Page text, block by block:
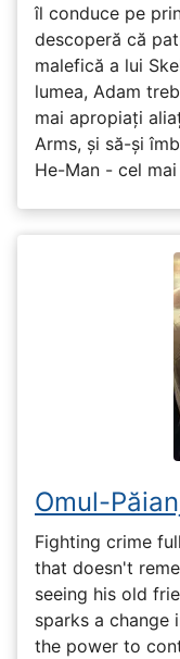
îl conduce pe
descoperă că
malefică a lui
lumea, Adam
mai apropiați
Arms, și să-și
He-Man - cel
Omul-
Fighting crime
that doesn't
seeing his old
sparks a change
the power to